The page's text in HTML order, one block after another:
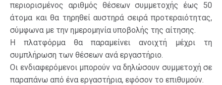
περιορισμένος αριθμός θέσεων συμμετοχής έως 50
άτομα και θα τηρηθεί αυστηρά σειρά προτεραιότητας,
σύμφωνα με την ημερομηνία υποβολής της αίτησης.
Η πλατφόρμα θα παραμείνει ανοιχτή μέχρι τη
συμπλήρωση των θέσεων ανά εργαστήριο.
Οι ενδιαφερόμενοι μπορούν να δηλώσουν συμμετοχή σε
παραπάνω από ένα εργαστήρια, εφόσον το επιθυμούν.